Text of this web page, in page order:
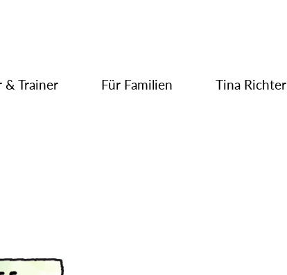
& Trainer Für Familien Tina Richter